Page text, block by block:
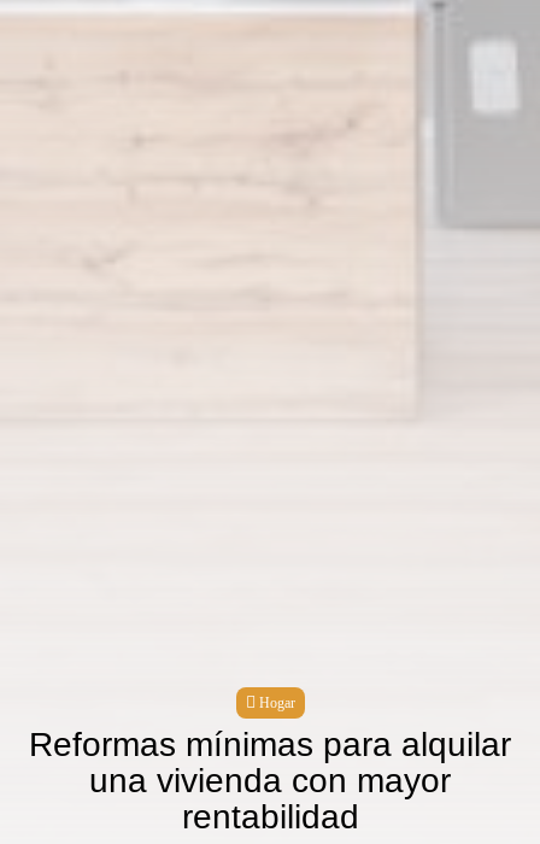
Hogar
Reformas mínimas para alquilar
una vivienda con mayor
rentabilidad